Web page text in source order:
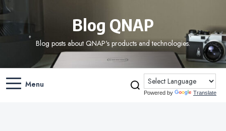
Blog QNAP
Blog posts about QNAP's products and technologies.
Menu
Powered by Translate